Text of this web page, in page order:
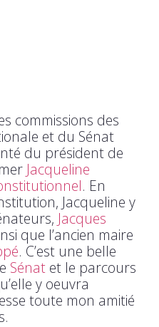
commissions des
et du Sénat
du président de
Jacqueline
. En
Jacqueline y
Jacques
que l’ancien maire
. C’est une belle
Sénat et le parcours
y oeuvra
toute mon amitié